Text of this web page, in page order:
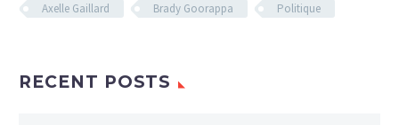
Axelle Gaillard Brady Goorappa Politique
RECENT POSTS